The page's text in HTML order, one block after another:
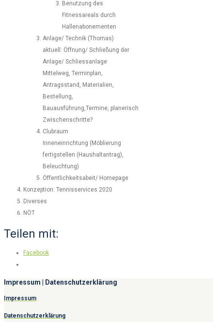
Benutzung des
Fitnessareals durch
Hallenabonementen
Anlage/ Technik (Thomas)
aktuell: Öffnung/ Schließung der
Anlage/ Schliessanlage
Mittelweg, Terminplan,
Antragsstand, Materialien,
Bestellung,
Bauausführung,Termine, planerisch
Zwischenschritte?
Clubraum
Inneneinrichtung (Möblierung
fertigstellen (Haushaltantrag),
Beleuchtung)
Öffentlichkeitsabeit/ Homepage
Konzeption: Tennisservices 2020
Diverses
NÖT
Teilen mit:
Facebook
Impressum | Datenschutzerklärung
Impressum
Datenschutzerklärung